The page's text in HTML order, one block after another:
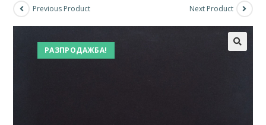
РАЗПРОДАЖБА!
Previous Product Next Product